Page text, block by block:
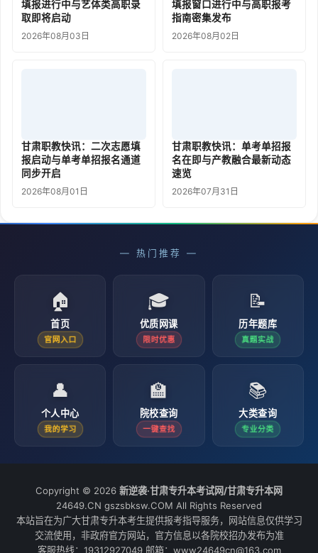
填报进行中与艺体类高职录
取即将启动
2026年08月03日
填报窗口进行中与高职报考
指南密集发布
2026年08月02日
甘肃职教快讯：二次志愿填
报启动与单考单招报名通道
同步开启
2026年08月01日
甘肃职教快讯：单考单招报
名在即与产教融合最新动态
速览
2026年07月31日
— 热门推荐 —
🏠
首页
官网入口
🎓
优质网课
限时优惠
📝
历年题库
真题实战
👤
个人中心
我的学习
🏫
院校查询
一键查找
📚
大类查询
专业分类
Copyright © 2026 新逆袭·甘肃专升本考试网/甘肃专升本网
24649.CN gszsbksw.COM All Rights Reserved
本站旨在为广大甘肃专升本考生提供报考指导服务，网站信息仅供学习
交流使用，非政府官方网站，官方信息以各院校招办发布为准
客服热线：19312927049 邮箱：www24649cn@163.com